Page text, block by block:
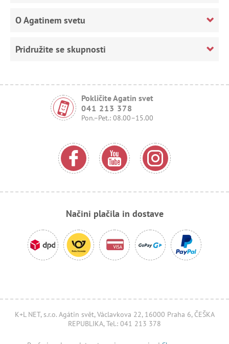
O Agatinem svetu
Pridružite se skupnosti
Pokličite Agatin svet
041 213 378
Pon.–Pet.: 08.00–15.00
Načini plačila in dostave
K+L NET, s.r.o. Agátin svět, Václavkova 22, 16000 Praha 6, ČEŠKA
REPUBLIKA, Tel.: 041 213 378